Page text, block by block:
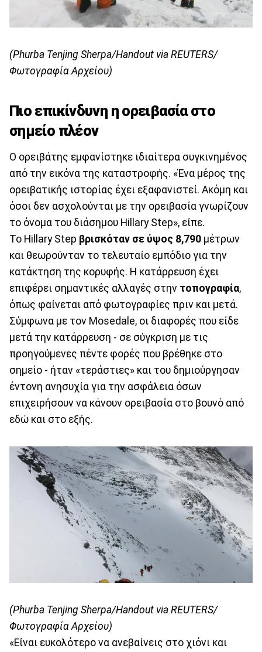
(Phurba Tenjing Sherpa/Handout via REUTERS/
Φωτογραφία Αρχείου)
Πιο επικίνδυνη η ορειβασία στο
σημείο πλέον
Ο ορειβάτης εμφανίστηκε ιδιαίτερα συγκινημένος
από την εικόνα της καταστροφής. «Ένα μέρος της
ορειβατικής ιστορίας έχει εξαφανιστεί. Ακόμη και
όσοι δεν ασχολούνται με την ορειβασία γνωρίζουν
το όνομα του διάσημου Hillary Step», είπε.
Το Hillary Step βρισκόταν σε ύψος 8,790 μέτρων
και θεωρούνταν το τελευταίο εμπόδιο για την
κατάκτηση της κορυφής. Η κατάρρευση έχει
επιφέρει σημαντικές αλλαγές στην τοπογραφία,
όπως φαίνεται από φωτογραφίες πριν και μετά.
Σύμφωνα με τον Mosedale, οι διαφορές που είδε
μετά την κατάρρευση - σε σύγκριση με τις
προηγούμενες πέντε φορές που βρέθηκε στο
σημείο - ήταν «τεράστιες» και του δημιούργησαν
έντονη ανησυχία για την ασφάλεια όσων
επιχειρήσουν να κάνουν ορειβασία στο βουνό από
εδώ και στο εξής.
(Phurba Tenjing Sherpa/Handout via REUTERS/
Φωτογραφία Αρχείου)
«Είναι ευκολότερο να ανεβαίνεις στο χιόνι και